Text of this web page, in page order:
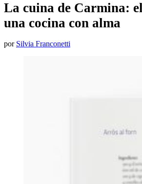
La cuina de Carmina:
una cocina con alma
por Silvia Franconetti